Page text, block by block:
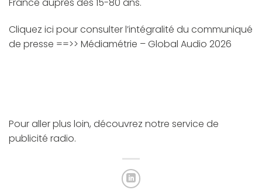
Cliquez ici pour consulter l’intégralité du communiqué
de presse ==>> Médiamétrie – Global Audio 2026
Pour aller plus loin, découvrez notre service de
publicité radio.